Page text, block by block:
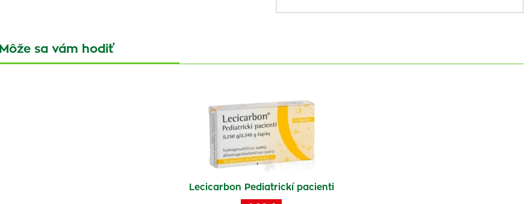
Môže sa vám hodiť
Lecicarbon Pediatrickí pacienti